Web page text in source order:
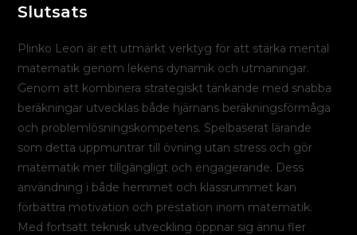
Slutsats
Plinko Leon är ett utmärkt verktyg för att stärka mental
matematik genom lekens dynamik och utmaningar.
Genom att kombinera strategiskt tänkande med snabba
beräkningar utvecklas både hjärnans beräkningsförmåga
och problemlösningskompetens. Spelbaserat lärande
som detta uppmuntrar till övning utan stress och gör
matematik mer tillgängligt och engagerande. Dess
användning i både hemmet och klassrummet kan
förbättra motivation och prestation inom matematik.
Med fortsatt teknisk utveckling öppnar sig ännu fler